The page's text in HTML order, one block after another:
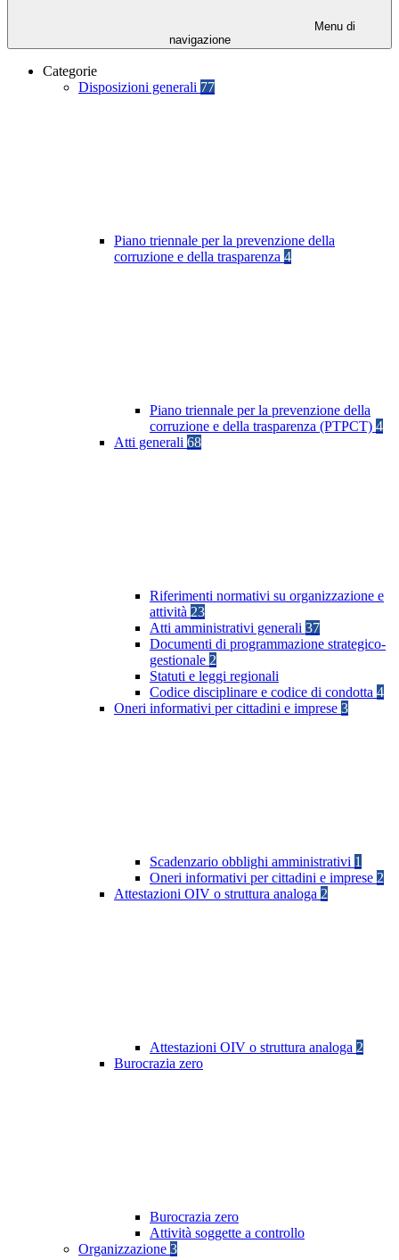
Menu di
navigazione
Categorie
Disposizioni generali 77
Piano triennale per la prevenzione della
corruzione e della trasparenza 4
Piano triennale per la prevenzione della
corruzione e della trasparenza (PTPCT) 4
Atti generali 68
Riferimenti normativi su organizzazione e
attività 23
Atti amministrativi generali 37
Documenti di programmazione strategico-
gestionale 2
Statuti e leggi regionali
Codice disciplinare e codice di condotta 4
Oneri informativi per cittadini e imprese 3
Scadenzario obblighi amministrativi 1
Oneri informativi per cittadini e imprese 2
Attestazioni OIV o struttura analoga 2
Attestazioni OIV o struttura analoga 2
Burocrazia zero
Burocrazia zero
Attività soggette a controllo
Organizzazione 3